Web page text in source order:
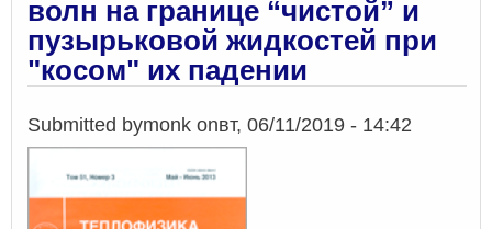
волн на границе “чистой” и
пузырьковой жидкостей при
"косом" их падении
Submitted bymonk onвт, 06/11/2019 - 14:42